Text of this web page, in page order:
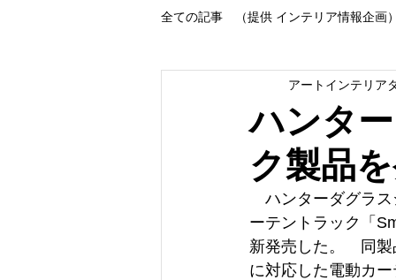
全ての記事 （提供 インテリア情報企画
ハンタ
ク製品
アートインテリア
ハンターダグラス
ーテントラック「
新発売した。　同
に対応した電動カ